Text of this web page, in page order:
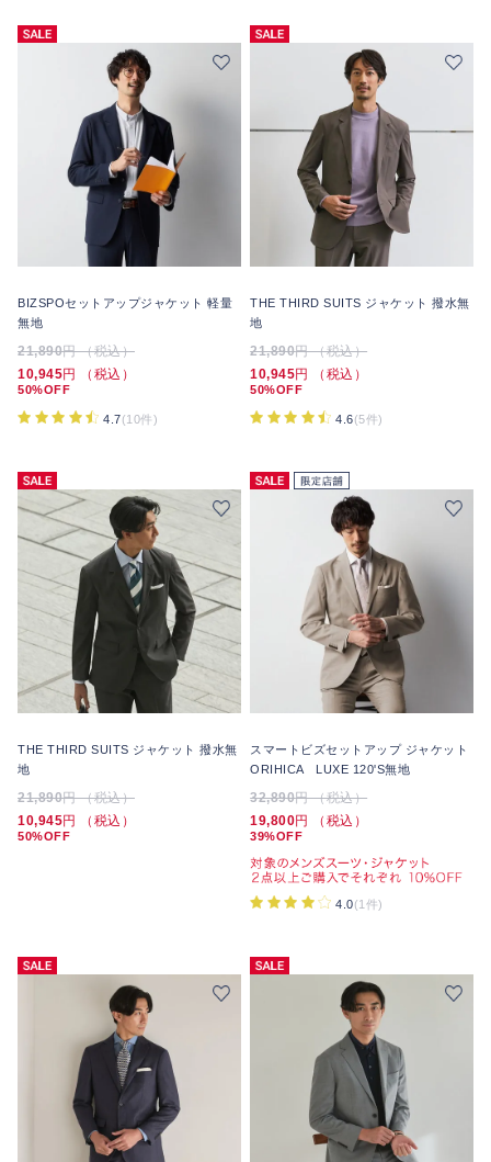
BIZSPOセットアップジャケット 軽量
無地
21,890円 （税込）
10,945円 （税込）
50%OFF
4.7(10件)
THE THIRD SUITS ジャケット 撥水無
地
21,890円 （税込）
10,945円 （税込）
50%OFF
4.6(5件)
THE THIRD SUITS ジャケット 撥水無
地
21,890円 （税込）
10,945円 （税込）
50%OFF
スマートビズセットアップ ジャケット
ORIHICA LUXE 120'S無地
32,890円 （税込）
19,800円 （税込）
39%OFF
4.0(1件)